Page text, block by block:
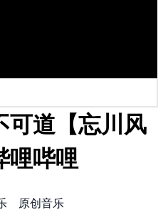
可道【忘川风
哩哔哩
原创音乐